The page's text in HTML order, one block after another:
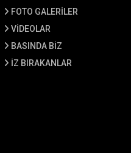
FOTO GALERİLER
VİDEOLAR
BASINDA BİZ
İZ BIRAKANLAR